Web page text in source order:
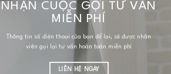
NHẬN CUỘC GỌI TƯ VẤN
MIỄN PHÍ
Thông tin số điện thoại của bạn để lại, sẽ được nhân
viên gọi lại tư vấn hoàn toàn miễn phí
LIÊN HỆ NGAY